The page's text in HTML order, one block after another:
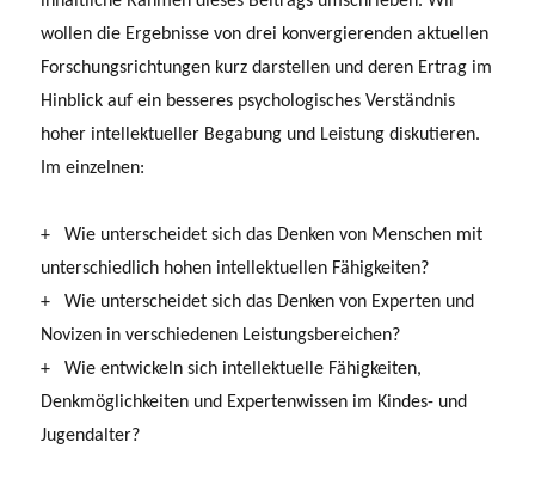
wollen die Ergebnisse von drei konvergierenden aktuel­len
Forschungsrichtungen kurz darstellen und deren Ertrag im
Hinblick auf ein besseres psychologisches Verständnis
hoher intellektueller Begabung und Leistung diskutieren.
Im einzelnen:
+ Wie unterscheidet sich das Denken von Menschen mit
unterschiedlich hohen intellektuellen Fähigkeiten?
+ Wie unterscheidet sich das Denken von Experten und
Novizen in verschiedenen Leistungsbereichen?
+ Wie entwickeln sich intellektuelle Fähigkeiten,
Denkmöglichkeiten und Exper­tenwissen im Kindes- und
Jugendalter?